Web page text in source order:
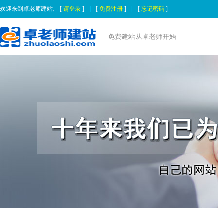
欢迎来到卓老师建站。 [ 请登录 ] [ 免费注册 ] [ 忘记密码 ]
免费建站从卓老师开始